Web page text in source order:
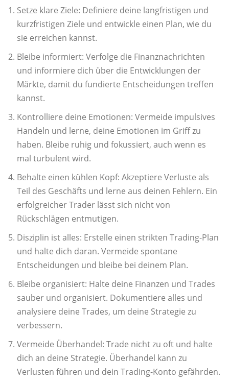
Setze klare Ziele: Definiere deine langfristigen und
kurzfristigen Ziele und entwickle einen Plan, wie du
sie erreichen kannst.
Bleibe informiert: Verfolge die Finanznachrichten
und informiere dich über die Entwicklungen der
Märkte, damit du fundierte Entscheidungen treffen
kannst.
Kontrolliere deine Emotionen: Vermeide impulsives
Handeln und lerne, deine Emotionen im Griff zu
haben. Bleibe ruhig und fokussiert, auch wenn es
mal turbulent wird.
Behalte einen kühlen Kopf: Akzeptiere Verluste als
Teil des Geschäfts und lerne aus deinen Fehlern. Ein
erfolgreicher Trader lässt sich nicht von
Rückschlägen entmutigen.
Disziplin ist alles: Erstelle einen strikten Trading-Plan
und halte dich daran. Vermeide spontane
Entscheidungen und bleibe bei deinem Plan.
Bleibe organisiert: Halte deine Finanzen und Trades
sauber und organisiert. Dokumentiere alles und
analysiere deine Trades, um deine Strategie zu
verbessern.
Vermeide Überhandel: Trade nicht zu oft und halte
dich an deine Strategie. Überhandel kann zu
Verlusten führen und dein Trading-Konto gefährden.